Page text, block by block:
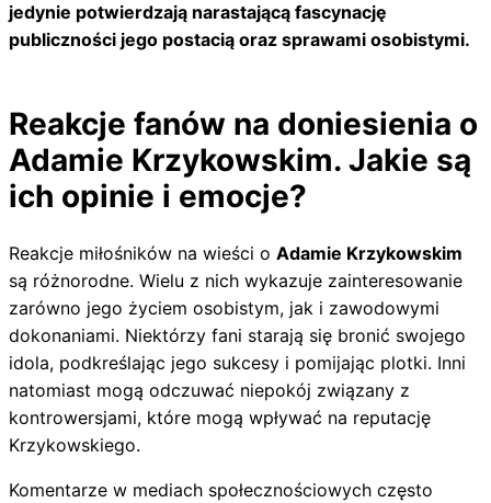
jedynie potwierdzają narastającą fascynację
publiczności jego postacią oraz sprawami osobistymi.
Reakcje fanów na doniesienia o
Adamie Krzykowskim. Jakie są
ich opinie i emocje?
Reakcje miłośników na wieści o Adamie Krzykowskim
są różnorodne. Wielu z nich wykazuje zainteresowanie
zarówno jego życiem osobistym, jak i zawodowymi
dokonaniami. Niektórzy fani starają się bronić swojego
idola, podkreślając jego sukcesy i pomijając plotki. Inni
natomiast mogą odczuwać niepokój związany z
kontrowersjami, które mogą wpływać na reputację
Krzykowskiego.
Komentarze w mediach społecznościowych często